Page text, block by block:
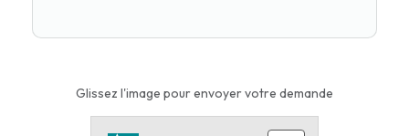
Glissez l'image pour envoyer votre demande